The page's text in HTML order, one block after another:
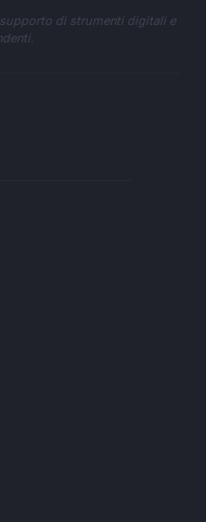
di strumenti digitali e